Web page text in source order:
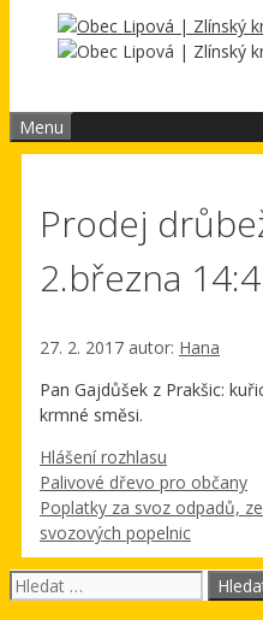
Menu
Prodej
2.března
27. 2. 2017 autor: Hana
Pan Gajdůšek z Prakšic:
krmné směsi.
Rubriky
Hlášení rozhlasu
Palivové dřevo pro občany
Poplatky za svoz odpadů,
svozových popelnic
Hledat: